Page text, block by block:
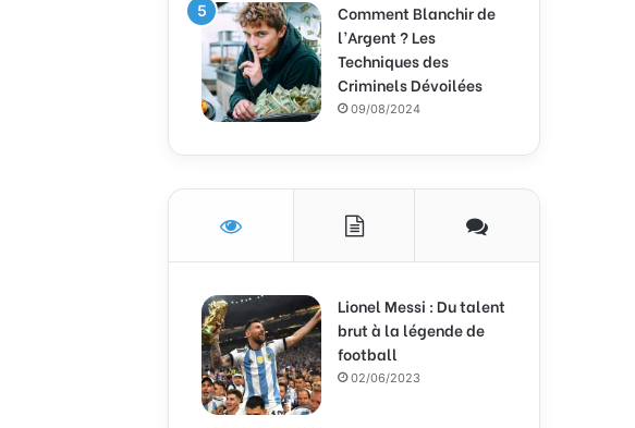
Comment Blanchir de
l’Argent ? Les
Techniques des
Criminels Dévoilées
09/08/2024
Lionel Messi : Du talent
brut à la légende de
football
02/06/2023